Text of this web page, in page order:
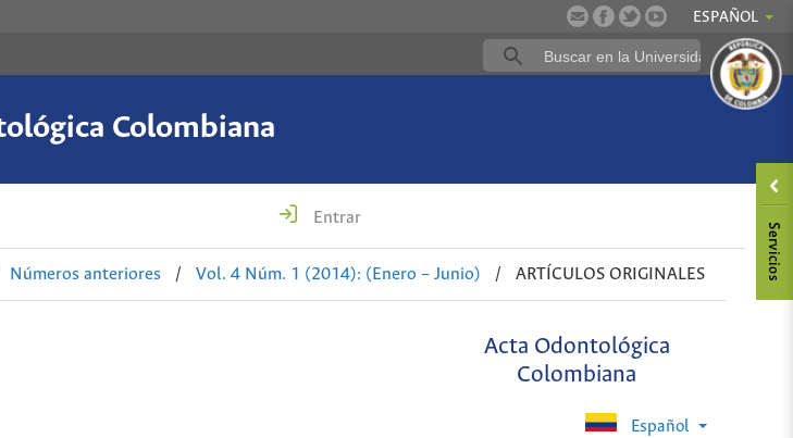
ESPAÑOL
Colombiana
Entrar
Números anteriores / Vol. 4 Núm. 1 (2014): (Enero – Junio) / ARTÍCULOS ORIGINALES
Acta Odontológica
Colombiana
Español